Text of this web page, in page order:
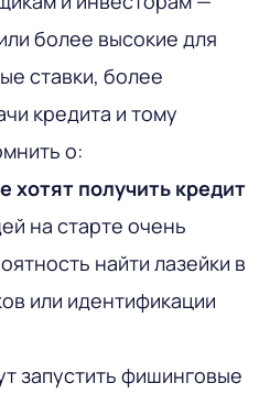
более высокие для
ставки, более
кредита и тому
о:
хотят получить кредит
на старте очень
найти лазейки в
или идентификации
запустить фишинговые